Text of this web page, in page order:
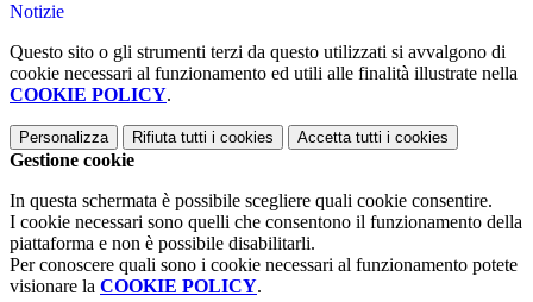
Notizie
Questo sito o gli strumenti terzi da questo utilizzati si avvalgono di
cookie necessari al funzionamento ed utili alle finalità illustrate nella
COOKIE POLICY.
Personalizza Rifiuta tutti i cookies Accetta tutti i cookies
Gestione cookie
In questa schermata è possibile scegliere quali cookie consentire.
I cookie necessari sono quelli che consentono il funzionamento della
piattaforma e non è possibile disabilitarli.
Per conoscere quali sono i cookie necessari al funzionamento potete
visionare la COOKIE POLICY.